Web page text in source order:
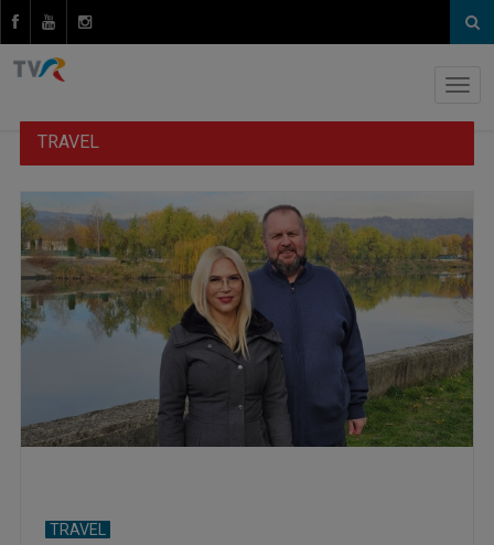
TRAVEL
TRAVEL